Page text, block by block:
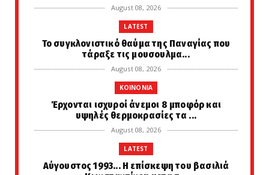
August 08, 2026
LATEST
Το συγκλονιστικό θαύμα της Παναγίας που
τάραξε τις μουσουλμα...
August 08, 2026
KOINONIA
Έρχονται ισχυροί άνεμοι 8 μποφόρ και
υψηλές θερμοκρασίες τα ...
August 08, 2026
LATEST
Αύγουστος 1993... Η επίσκεψη του βασιλιά